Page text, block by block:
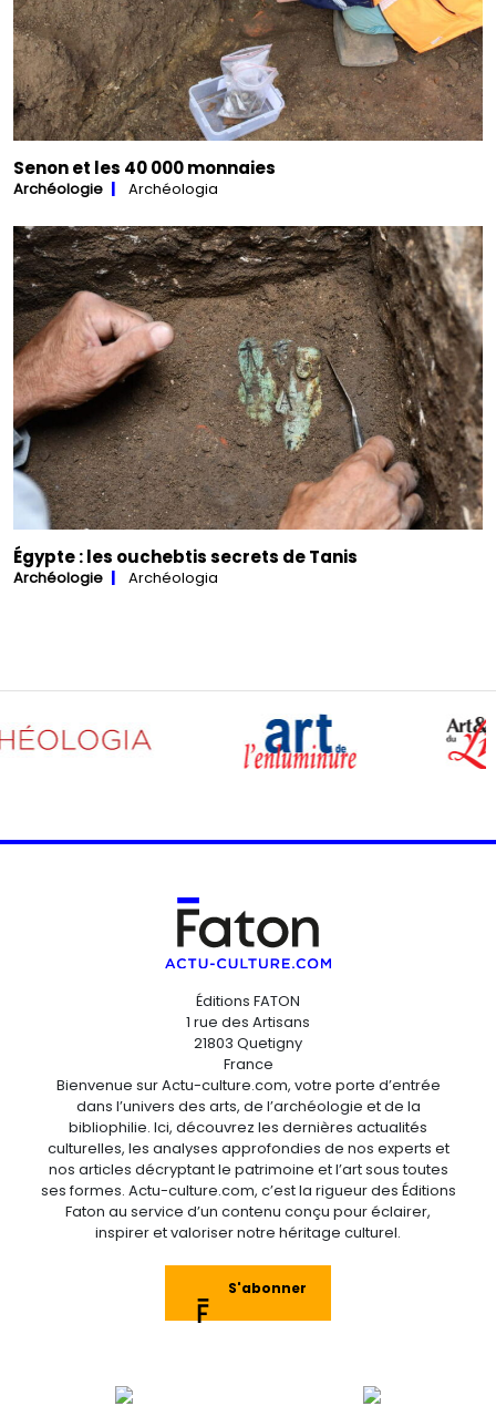
Senon et les 40 000 monnaies
Archéologie Archéologia
Égypte : les ouchebtis secrets de Tanis
Archéologie Archéologia
Éditions FATON
1 rue des Artisans
21803 Quetigny
France
Bienvenue sur Actu-culture.com, votre porte d’entrée
dans l’univers des arts, de l’archéologie et de la
bibliophilie. Ici, découvrez les dernières actualités
culturelles, les analyses approfondies de nos experts et
nos articles décryptant le patrimoine et l’art sous toutes
ses formes. Actu-culture.com, c’est la rigueur des Éditions
Faton au service d’un contenu conçu pour éclairer,
inspirer et valoriser notre héritage culturel.
S'abonner